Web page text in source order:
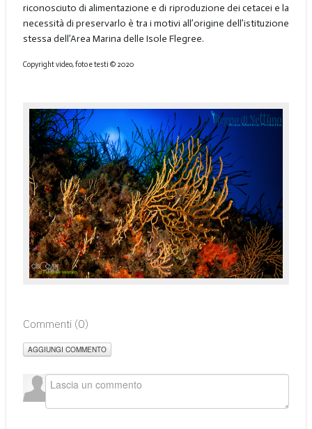
riconosciuto di alimentazione e di riproduzione dei cetacei e la
necessità di preservarlo è tra i motivi all’origine dell’istituzione
stessa dell’Area Marina delle Isole Flegree.
Copyright video, foto e testi © 2020
Commenti (0)
AGGIUNGI COMMENTO